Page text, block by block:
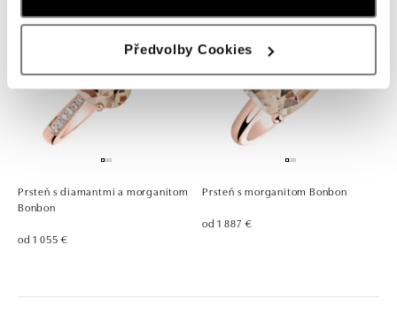
Předvolby Cookies
Prsteň s diamantmi a morganitom
Bonbon
od 1 055 €
Prsteň s morganitom Bonbon
od 1 887 €